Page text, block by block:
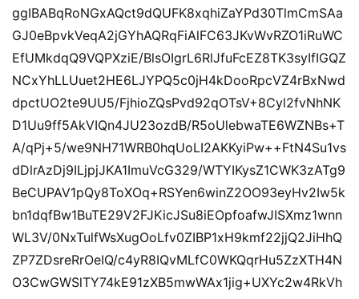
ggIBABqRoNGxAQct9dQUFK8xqhiZaYPd30TlmCmSAa
GJ0eBpvkVeqA2jGYhAQRqFiAlFC63JKvWvRZO1iRuWC
EfUMkdqQ9VQPXziE/BlsOIgrL6RlJfuFcEZ8TK3syIfIGQZ
NCxYhLLUuet2HE6LJYPQ5c0jH4kDooRpcVZ4rBxNwd
dpctUO2te9UU5/FjhioZQsPvd92qOTsV+8Cyl2fvNhNK
D1Uu9ff5AkVIQn4JU23ozdB/R5oUlebwaTE6WZNBs+T
A/qPj+5/we9NH71WRB0hqUoLI2AKKyiPw++FtN4Su1vs
dDlrAzDj9ILjpjJKA1ImuVcG329/WTYIKysZ1CWK3zATg9
BeCUPAV1pQy8ToXOq+RSYen6winZ2OO93eyHv2Iw5k
bn1dqfBw1BuTE29V2FJKicJSu8iEOpfoafwJISXmz1wnn
WL3V/0NxTulfWsXugOoLfv0ZIBP1xH9kmf22jjQ2JiHhQ
ZP7ZDsreRrOeIQ/c4yR8IQvMLfC0WKQqrHu5ZzXTH4N
O3CwGWSlTY74kE91zXB5mwWAx1jig+UXYc2w4RkVh